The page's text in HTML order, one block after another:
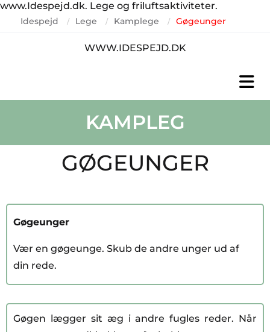
www.Idespejd.dk. Lege og friluftsaktiviteter.
Idespejd / Lege / Kamplege / Gøgeunger
WWW.IDESPEJD.DK
KAMPLEG
GØGEUNGER
Gøgeunger
Vær en gøgeunge. Skub de andre unger ud af
din rede.
Gøgen lægger sit æg i andre fugles reder. Når